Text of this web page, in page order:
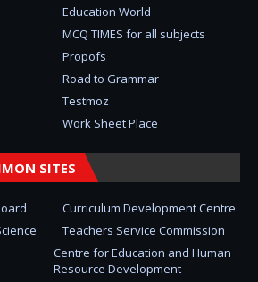
Education World
MCQ TIMES for all subjects
Propofs
Road to Grammar
Testmoz
Work Sheet Place
SITES
Curriculum Development Centre
Teachers Service Commission
Centre for Education and Human
Resource Development